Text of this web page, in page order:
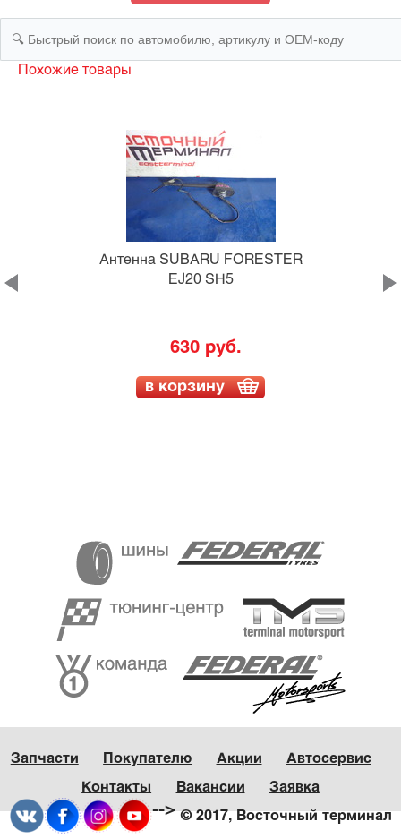
Похожие товары
Антенна SUBARU FORESTER
EJ20 SH5
630 руб.
в корзину
Запчасти Покупателю Акции Автосервис
Контакты Вакансии Заявка
© 2017, Восточный терминал
-->